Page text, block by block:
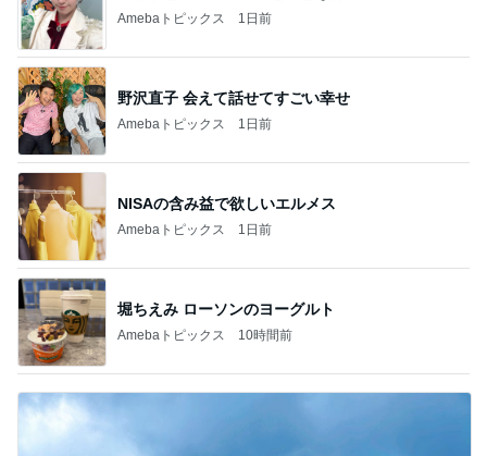
Amebaトピックス 1日前
野沢直子 会えて話せてすごい幸せ
Amebaトピックス 1日前
NISAの含み益で欲しいエルメス
Amebaトピックス 1日前
堀ちえみ ローソンのヨーグルト
Amebaトピックス 10時間前